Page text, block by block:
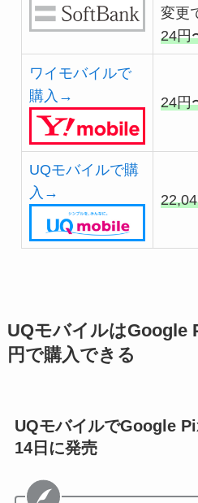
変更
24円
ワイモバイルで
購入→
24円
UQモバイルで購
入→
UQモバイルはGoogle
円で購入できる
UQモバイルでGoogle
14日に発売